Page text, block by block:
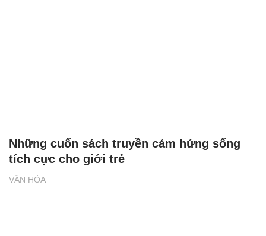
VĂN HÓA
Những cuốn sách truyền cảm hứng sống
tích cực cho giới trẻ